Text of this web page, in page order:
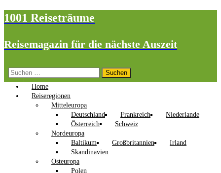
1001 Reiseträume
Reisemagazin für die nächste Auszeit
Suchen
nach:
Home
Reiseregionen
Mitteleuropa
Deutschland
Frankreich
Niederlande
Österreich
Schweiz
Nordeuropa
Baltikum
Großbritannien
Irland
Skandinavien
Osteuropa
Polen